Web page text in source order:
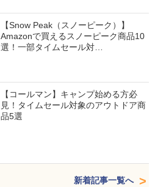
【Snow Peak（スノーピーク）】
Amazonで買えるスノーピーク商品10
選！一部タイムセール対…
【コールマン】キャンプ始める方必
見！タイムセール対象のアウトドア商
品5選
新着記事一覧へ